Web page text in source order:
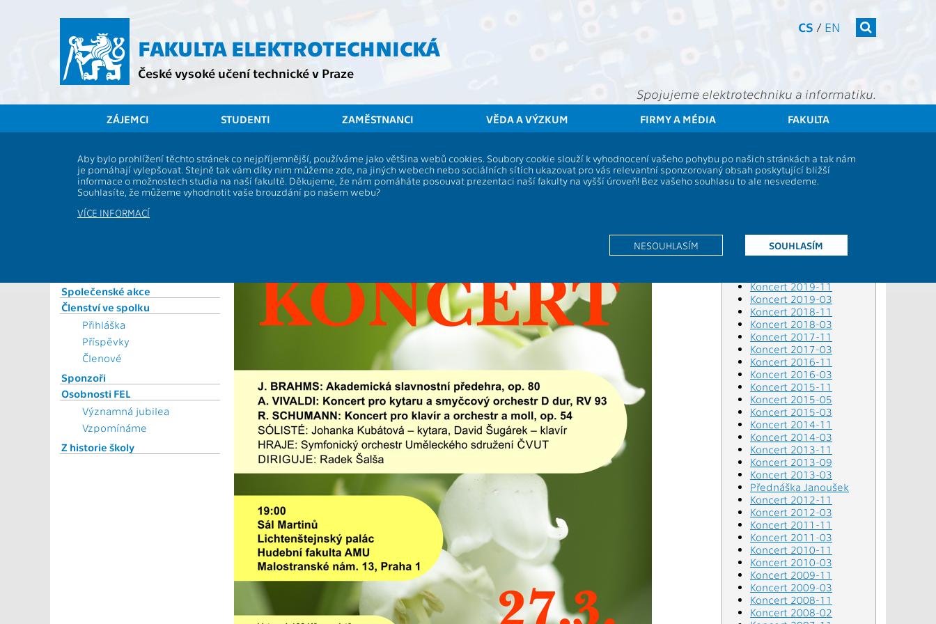
FAKULTA ELEKTROTECHNICKÁ
České vysoké učení technické v Praze
CS / EN
Spojujeme elektrotechniku a informatiku.
ZÁJEMCI STUDENTI ZAMĚSTNANCI VĚDA A VÝZKUM FIRMY A MÉDIA FAKULTA
Aby bylo prohlížení těchto stránek co nejpříjemnější, používáme jako většina webů cookies. Soubory cookie slouží k vyhodnocení vašeho pohybu po našich stránkách a tak nám
je pomáhají vylepšovat. Stejně tak vám díky nim můžeme zde, na jiných webech nebo sociálních sítích ukazovat pro vás relevantní sponzorovaný obsah poskytující bližší
informace o možnostech studia na naší fakultě. Děkujeme, že nám pomáháte posouvat prezentaci naší fakulty na vyšší úroveň! Bez vašeho souhlasu to ale nesvedeme.
Souhlasíte, že můžeme vyhodnotit vaše brouzdání po našem webu?
VÍCE INFORMACÍ
SOUHLASÍM
NESOUHLASÍM
Spolek Elektra
O spolku
Předsednictvo
Dozorčí rada
Valná hromada
Společenské akce
Členství ve spolku
Přihláška
Příspěvky
Členové
Sponzoři
Osobnosti FEL
Významná jubilea
Vzpomínáme
Z historie školy
Exkurze UCEEB foto
Koncert 2025-11
Koncert 2023-04
Koncert 2022-11
Koncert 2019-11
Koncert 2019-03
Koncert 2018-11
Koncert 2018-03
Koncert 2017-11
Koncert 2017-03
Koncert 2016-11
Koncert 2016-03
Koncert 2015-11
Koncert 2015-05
Koncert 2015-03
Koncert 2014-11
Koncert 2014-03
Koncert 2013-11
Koncert 2013-09
Koncert 2013-03
Přednáška Janoušek
Koncert 2012-11
Koncert 2012-03
Koncert 2011-11
Koncert 2011-03
Koncert 2010-11
Koncert 2010-03
Koncert 2009-11
Koncert 2009-03
Koncert 2008-11
Koncert 2008-02